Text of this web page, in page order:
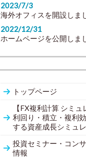
2023/7/3
海外オフィスを開設しま
2022/12/31
ホームページを公開しま
トップページ
【FX複利計算 シミュ
利回り・積立・複利
する資産成長シミュ
投資セミナー・コン
情報